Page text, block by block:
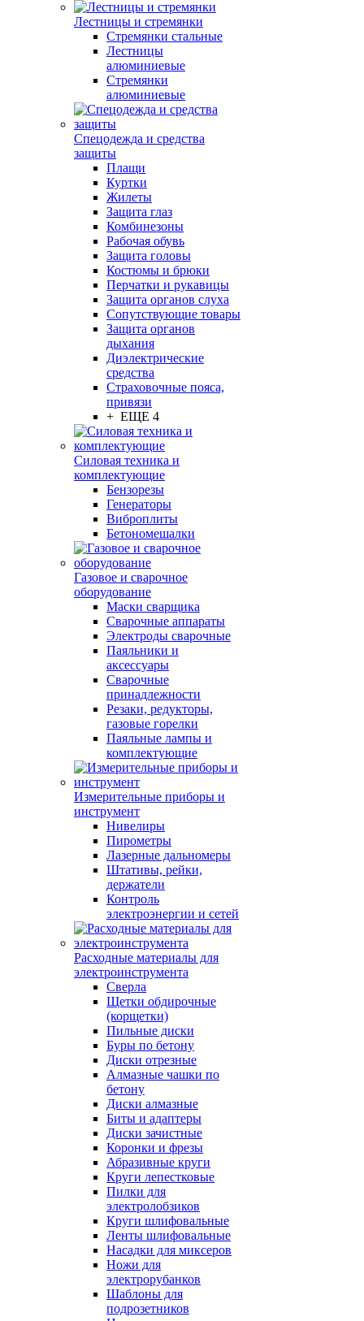
Лестницы и стремянки
Стремянки стальные
Лестницы
алюминиевые
Стремянки
алюминиевые
Спецодежда и средства
защиты
Плащи
Куртки
Жилеты
Защита глаз
Комбинезоны
Рабочая обувь
Защита головы
Костюмы и брюки
Перчатки и рукавицы
Защита органов слуха
Сопутствующие товары
Защита органов
дыхания
Диэлектрические
средства
Страховочные пояса,
привязи
+ ЕЩЕ 4
Силовая техника и
комплектующие
Бензорезы
Генераторы
Виброплиты
Бетономешалки
Газовое и сварочное
оборудование
Маски сварщика
Сварочные аппараты
Электроды сварочные
Паяльники и
аксессуары
Сварочные
принадлежности
Резаки, редукторы,
газовые горелки
Паяльные лампы и
комплектующие
Измерительные приборы и
инструмент
Нивелиры
Пирометры
Лазерные дальномеры
Штативы, рейки,
держатели
Контроль
электроэнергии и сетей
Расходные материалы для
электроинструмента
Сверла
Щетки обдирочные
(корщетки)
Пильные диски
Буры по бетону
Диски отрезные
Алмазные чашки по
бетону
Диски алмазные
Биты и адаптеры
Диски зачистные
Коронки и фрезы
Абразивные круги
Круги лепестковые
Пилки для
электролобзиков
Круги шлифовальные
Ленты шлифовальные
Насадки для миксеров
Ножи для
электрорубанков
Шаблоны для
подрозетников